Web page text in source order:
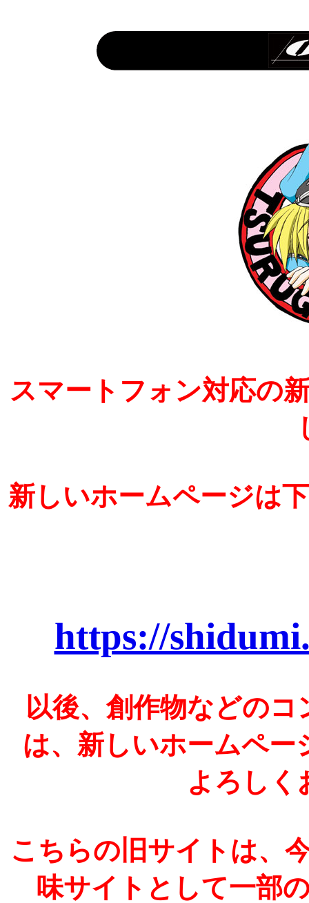
スマートフォン対応の
新しいホームページは
https://
以後、創作物などの
は、新しいホームペ
よろしく
こちらの旧サイトは、
味サイトとして一部